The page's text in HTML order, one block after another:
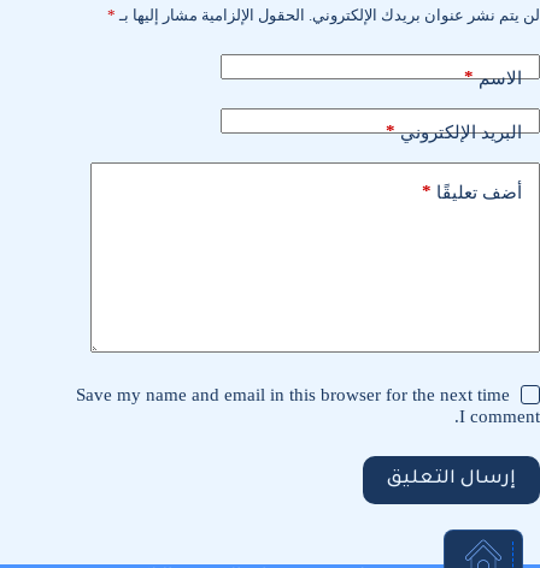
لن يتم نشر عنوان بريدك الإلكتروني. الحقول الإلزامية مشار إليها بـ *
الاسم*
البريد الإلكتروني*
أضف تعليقًا *
Save my name and email in this browser for the next time
I comment.
إرسال التعليق